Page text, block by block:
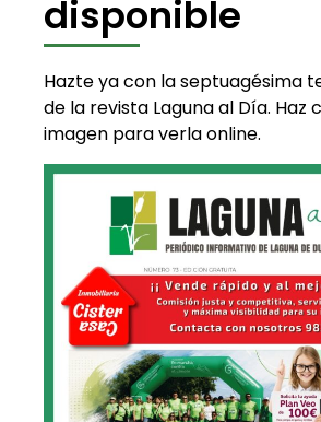
disponible
Hazte ya con la septuagésima
de la revista Laguna al Día. Haz
imagen para verla online.